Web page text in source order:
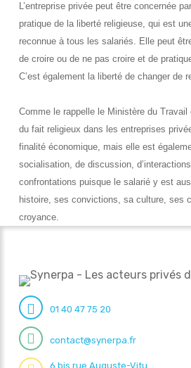
L’entreprise privée peut être concernée
pratique de la liberté religieuse, qui est
reconnue à tous les salariés. Elle peut
de croire ou de ne pas croire et de
C’est également la liberté de changer de
Comme le rappelle le Ministère du
du fait religieux dans les entreprises
finalité économique, mais elle est
socialisation, de discussion,
confrontations puisque le salarié y est
histoire, ses convictions, sa culture, ses
croyance.
01 40 47 75 20
contact@synerpa.fr
6 bis rue Auguste-Vitu